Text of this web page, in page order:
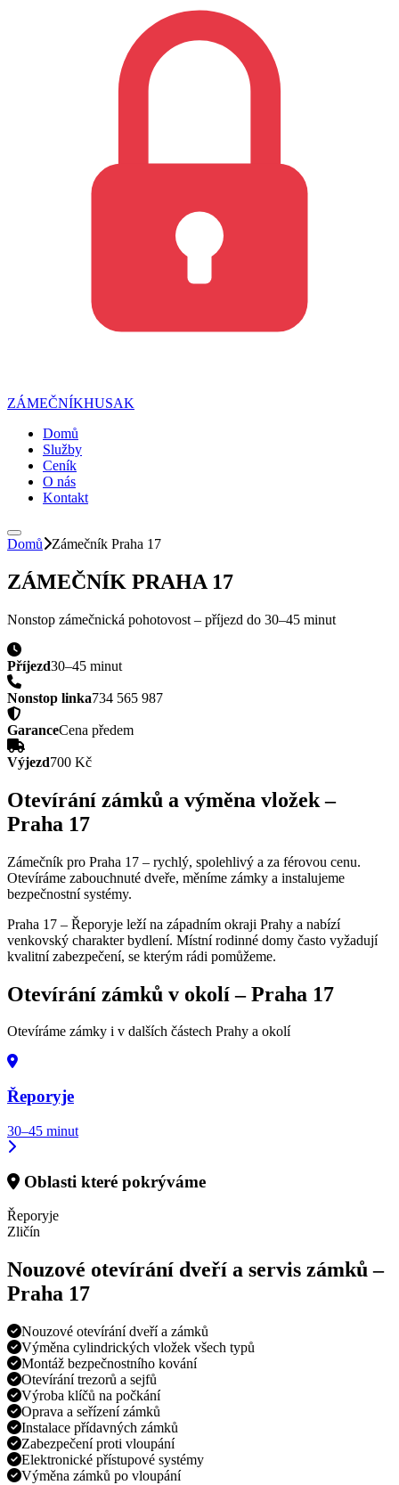
ZÁMEČNÍKHUSAK
Domů
Služby
Ceník
O nás
Kontakt
Domů Zámečník Praha 17
ZÁMEČNÍK PRAHA 17
Nonstop zámečnická pohotovost – příjezd do 30–45 minut
Příjezd30–45 minut
Nonstop linka734 565 987
GaranceCena předem
Výjezd700 Kč
Otevírání zámků a výměna vložek –
Praha 17
Zámečník pro Praha 17 – rychlý, spolehlivý a za férovou cenu.
Otevíráme zabouchnuté dveře, měníme zámky a instalujeme
bezpečnostní systémy.
Praha 17 – Řeporyje leží na západním okraji Prahy a nabízí
venkovský charakter bydlení. Místní rodinné domy často vyžadují
kvalitní zabezpečení, se kterým rádi pomůžeme.
Otevírání zámků v okolí –Praha 17
Otevíráme zámky i v dalších částech Prahy a okolí
Řeporyje
30–45 minut
Oblasti které pokrýváme
Řeporyje
Zličín
Nouzové otevírání dveří a servis zámků –
Praha 17
Nouzové otevírání dveří a zámků
Výměna cylindrických vložek všech typů
Montáž bezpečnostního kování
Otevírání trezorů a sejfů
Výroba klíčů na počkání
Oprava a seřízení zámků
Instalace přídavných zámků
Zabezpečení proti vloupání
Elektronické přístupové systémy
Výměna zámků po vloupání